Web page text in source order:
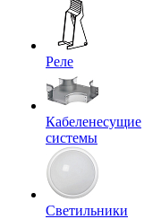
Реле
Кабеленесущие
системы
Светильники